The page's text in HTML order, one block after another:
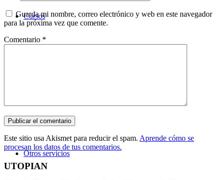
Cursos
Música
Otros servicios
Guarda mi nombre, correo electrónico y web en este navegador
para la próxima vez que comente.
Comentario *
Este sitio usa Akismet para reducir el spam. Aprende cómo se
procesan los datos de tus comentarios.
UTOPIAN